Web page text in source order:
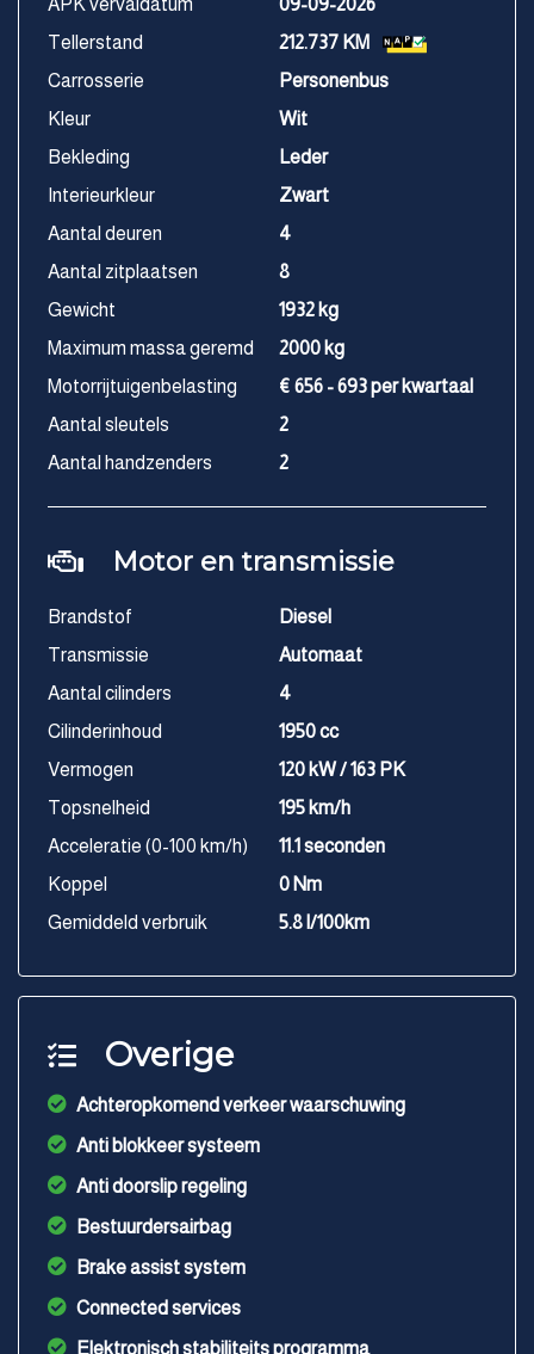
APK vervaldatum
09-09-2026
Tellerstand
212.737 KM
Carrosserie
Personenbus
Kleur
Wit
Bekleding
Leder
Interieurkleur
Zwart
Aantal deuren
4
Aantal zitplaatsen
8
Gewicht
1932 kg
Maximum massa geremd
2000 kg
Motorrijtuigenbelasting
€ 656 - 693 per kwartaal
Aantal sleutels
2
Aantal handzenders
2
Motor en transmissie
Brandstof
Diesel
Transmissie
Automaat
Aantal cilinders
4
Cilinderinhoud
1950 cc
Vermogen
120 kW / 163 PK
Topsnelheid
195 km/h
Acceleratie (0-100 km/h)
11.1 seconden
Koppel
0 Nm
Gemiddeld verbruik
5.8 l/100km
Overige
Achteropkomend verkeer waarschuwing
Anti blokkeer systeem
Anti doorslip regeling
Bestuurdersairbag
Brake assist system
Connected services
Elektronisch stabiliteits programma